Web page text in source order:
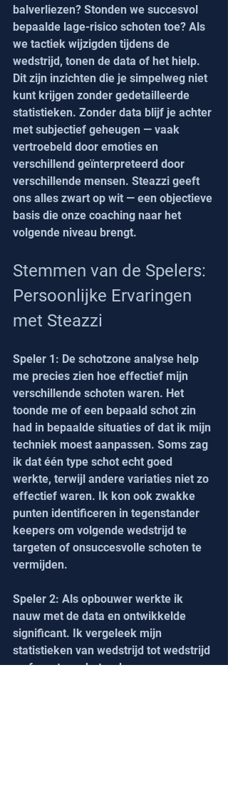
balverliezen? Stonden we succesvol
bepaalde lage-risico schoten toe? Als
we tactiek wijzigden tijdens de
wedstrijd, tonen de data of het hielp.
Dit zijn inzichten die je simpelweg niet
kunt krijgen zonder gedetailleerde
statistieken. Zonder data blijf je achter
met subjectief geheugen — vaak
vertroebeld door emoties en
verschillend geïnterpreteerd door
verschillende mensen. Steazzi geeft
ons alles zwart op wit — een objectieve
basis die onze coaching naar het
volgende niveau brengt.
Stemmen van de Spelers:
Persoonlijke Ervaringen
met Steazzi
Speler 1: De schotzone analyse help
me precies zien hoe effectief mijn
verschillende schoten waren. Het
toonde me of een bepaald schot zin
had in bepaalde situaties of dat ik mijn
techniek moest aanpassen. Soms zag
ik dat één type schot echt goed
werkte, terwijl andere variaties niet zo
effectief waren. Ik kon ook zwakke
punten identificeren in tegenstander
keepers om volgende wedstrijd te
targeten of onsuccesvolle schoten te
vermijden.
Speler 2: Als opbouwer werkte ik
nauw met de data en ontwikkelde
significant. Ik vergeleek mijn
statistieken van wedstrijd tot wedstrijd
en focuste op het reduceren van